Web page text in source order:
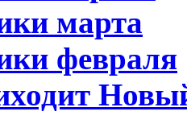
марта
февраля